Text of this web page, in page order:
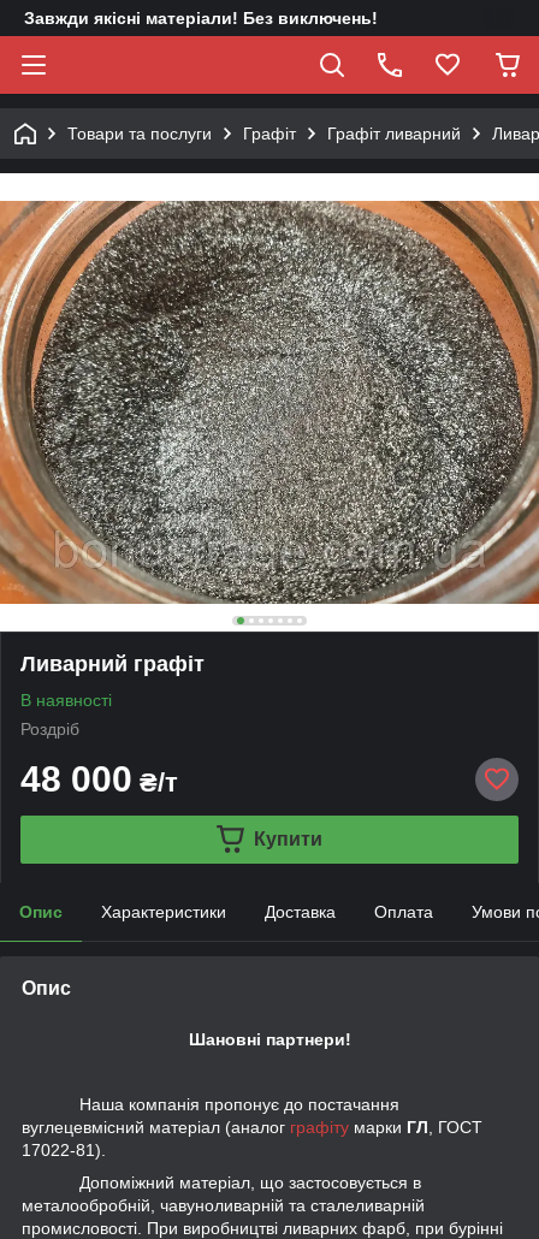
Завжди якісні матеріали! Без виключень!
Товари та послуги Графіт Графіт ливарний
Ливарний графіт
В наявності
Роздріб
48 000 ₴/т
Купити
Опис Характеристики Доставка Оплата Умови
Опис
Шановні партнери!
Наша компанія пропонує до постачання
вуглецевмісний матеріал (аналог графіту марки ГЛ , ГОСТ
17022-81).
Допоміжний матеріал, що застосовується в
металообробній, чавуноливарній та сталеливарній
промисловості. При виробництві ливарних фарб, при бурінні